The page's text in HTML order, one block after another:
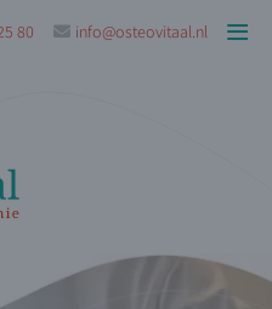
80 info@osteovitaal.nl